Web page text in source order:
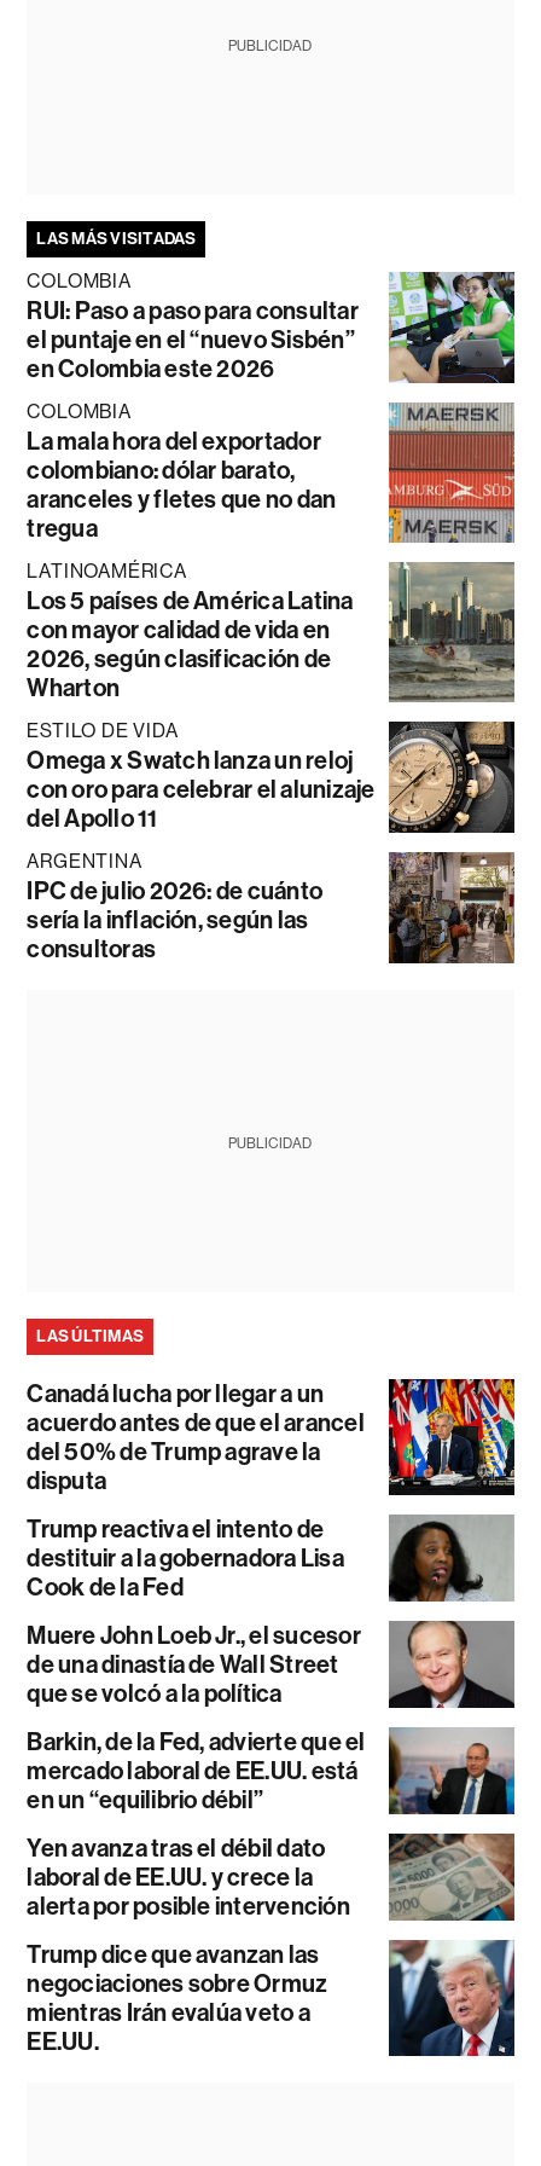
PUBLICIDAD
LAS MÁS VISITADAS
COLOMBIA
RUI: Paso a paso para consultar
el puntaje en el “nuevo Sisbén”
en Colombia este 2026
COLOMBIA
La mala hora del exportador
colombiano: dólar barato,
aranceles y fletes que no dan
tregua
LATINOAMÉRICA
Los 5 países de América Latina
con mayor calidad de vida en
2026, según clasificación de
Wharton
ESTILO DE VIDA
Omega x Swatch lanza un reloj
con oro para celebrar el alunizaje
del Apollo 11
ARGENTINA
IPC de julio 2026: de cuánto
sería la inflación, según las
consultoras
PUBLICIDAD
LAS ÚLTIMAS
Canadá lucha por llegar a un
acuerdo antes de que el arancel
del 50% de Trump agrave la
disputa
Trump reactiva el intento de
destituir a la gobernadora Lisa
Cook de la Fed
Muere John Loeb Jr., el sucesor
de una dinastía de Wall Street
que se volcó a la política
Barkin, de la Fed, advierte que el
mercado laboral de EE.UU. está
en un “equilibrio débil”
Yen avanza tras el débil dato
laboral de EE.UU. y crece la
alerta por posible intervención
Trump dice que avanzan las
negociaciones sobre Ormuz
mientras Irán evalúa veto a
EE.UU.